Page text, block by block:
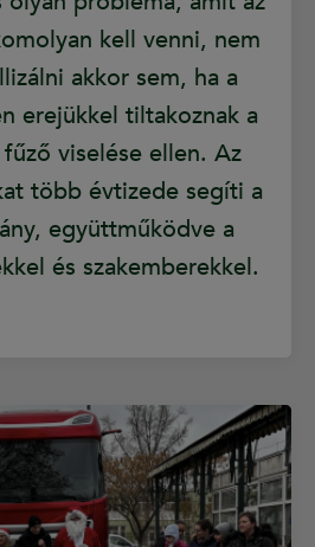
kell venni, nem
akkor sem, ha a
erejükkel tiltakoznak a
viselése ellen. Az
több évtizede segíti a
együttműködve a
és szakemberekkel.